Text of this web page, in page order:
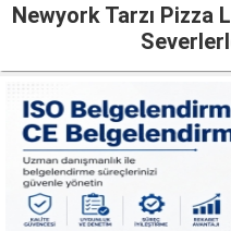
Newyork Tarzı Pizza